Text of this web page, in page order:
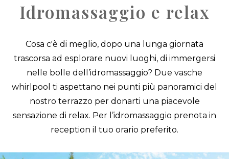
Idromassaggio e relax
Cosa c'è di meglio, dopo una lunga giornata
trascorsa ad esplorare nuovi luoghi, di immergersi
nelle bolle dell’idromassaggio? Due vasche
whirlpool ti aspettano nei punti più panoramici del
nostro terrazzo per donarti una piacevole
sensazione di relax. Per l’idromassaggio prenota in
reception il tuo orario preferito.